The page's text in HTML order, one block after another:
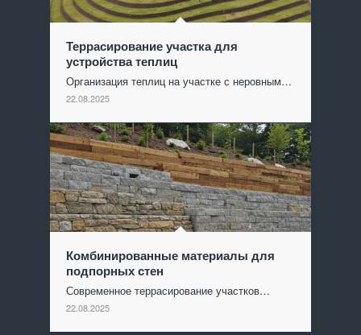
Террасирование участка для
устройства теплиц
Организация теплиц на участке с неровным…
22.08.2025
Комбинированные материалы для
подпорных стен
Современное террасирование участков…
22.08.2025